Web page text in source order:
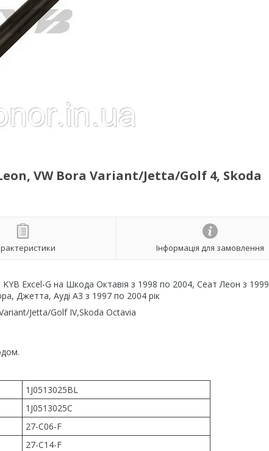
VW Bora Variant/Jetta/Golf 4, Skoda
Інформація для замовлення
Excel-G на Шкода Октавія з 1998 по 2004, Сеат Леон з
Джетта, Ауді А3 з 1997 по 2004 рік
Jetta/Golf IV,Skoda Octavia
1J0513025BL
1J0513025C
27-C06-F
27-C14-F